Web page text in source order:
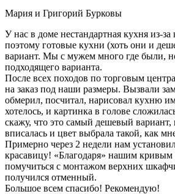
Мария и Григорий Бурковы
У нас в доме нестандартная кухня из-
поэтому готовые кухни (хоть они и
вариант. Мы с мужем много где были,
подходящего варианта.
После всех походов по торговым
на заказ под наши размеры. Вызвали
обмерил, посчитал, нарисовал кухню
хотелось, и картинка в голове
скажу, что это самый дешевый вариант,
вписалась и цвет выбрала такой, как
Примерно через 2 недели нам
красавицу! «Благодаря» нашим
помучиться с монтажом верхних
получился отменный.
Большое всем спасибо! Рекомендую!